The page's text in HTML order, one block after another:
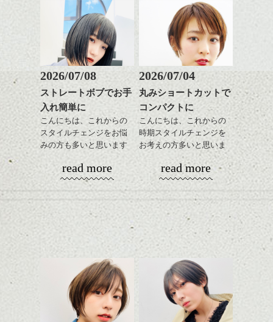
ハンサムショート／ヘッド
スパ／伸びても目立たない
ヘアカラー/ハイライト/ダブ
ルカラー/髪質改善/TOKIOト
リートメント/ブリーチ/イン
ミニボブ/抜け感ショート/バ
レイヤージュ/縮毛矯正
ハンサムショート／ヘッド
スパ／伸びても目立たない
ヘアカラー/ハイライト/ダブ
ルカラー/髪質改善/TOKIOト
リートメント/ブリーチ/イン
ナーカラー/イルミナカラー/
ミニボブ/抜け感ショート/バ
くるりんぱが簡単にできるようになったら
上級編。
ハーフアップの要領で耳上の髪をくるりん
ぱ。
そのあと耳下の毛とくるりんぱした毛先を
三つ編み。
お好きなシュシュやバレッタをつければオ
シャレアレンジに＊*
2段になっているので難しそうに見えます
が、慣れれば簡単にできちゃいますよ。
是非お試しあれ！
↑カーキブラウンでクールな雰囲気の濃い茶
色 × ショートボブ
クセを活かすorゆるいパーマで全体にラフな
動きや質感を。
まとまり重視のボブに飽きた方にはこんな
感じのルーズシルエットで脱力感をだすの
がおすすめですよ。
スタイリングはこれも以外と簡単、70%ド
ライの状態にムースワックスをもみこみま
す。
顔に斜めのラインがはいって女性的になり
ますね。
なので全体がラフでもいい感じだったりし
ます。
編み込みとロープ網で低めにまとめまし
た。
シックで上品な印象になりますよ＾＾
ボブだとハーフアップやゆるいアレンジが
人気です！！
ぱつっとしたラインとイ
ンナーカラーは相性が良
いです。
「ロシュフォールの恋人
たち」のソランジュとデ
ルフィーヌのワンピース
のように
髪が揺れたとき 結んだと
き 表情が変わるたび、ス
タイルチェンジしたよう
な気分に。
2026/07/08
ストレートボブでお手
入れ簡単に
こんにちは、これからの
スタイルチェンジをお悩
みの方も多いと思います
やっぱりボブでお手入れ
しやすいスタイルだと毎
日のスタイリングも簡単
で良いですよ。
あご下のラインでやや長
も出しやすくていろいろ
おすすめですね。
前髪もやや重めにカット
してラインを強調するの
read more
2026/07/04
丸みショートカットで
コンパクトに
こんにちは、これからの
時期スタイルチェンジを
お考えの方多いと思いま
コンパクトなフォルムが
全体のバランスを良く見
せてくれる効果もあり、
いろんなシーンに雰囲気
をだしやすくスタイリン
グも簡単で良いので朝の
そんなショートカット。
軽めの前髪で透け感を演
出できるので、
この時期とてもおすすめ
read more